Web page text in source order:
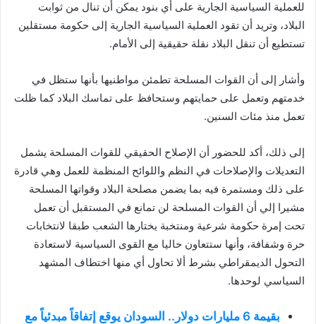
للعملية السياسية الجارية على أي بنود يمكن أن تنال من ثوابت
البلاد، وتريد أن تقود العملية السياسية الجارية إلى حكومة مستقلين
تستطيع أن تنقل البلاد نقلة حقيقية إلى الأمام.
وأشار إلى أن القوات المسلحة تطمئن مواطنيها بأنها ستظل في
خدمتهم وتعمل على حمايتهم وستحافظ على تماسك البلاد كما ظلت
تعمل منذ مئات السنين.
إلى ذلك، أكد للحضور أن الإصلاح الحقيقي للقوات المسلحة يشمل
التعديلات والإصلاحات في النظم واللوائح المنظمة للعمل وهي قادرة
على ذلك ومستمرة فيه بما يضمن مصلحة البلاد وقواتها المسلحة
مشيرا إلي أن القوات المسلحة لن تمانع في المستقبل أن تعمل
تحت إمرة حكومة شرعية ومنتخبة يختارها الشعب طبقا لانتخابات
حرة وشفافة، وأنها ستتعاون حاليا مع القوى السياسية لاستعادة
التحول الديمقراطي بشرط ألا تحاول أي منها اختطاف المشهد
السياسي لوحدها.
بقيمة 6 مليارات دولار.. السودان يوقع إتفاقاً مبدئياً مع